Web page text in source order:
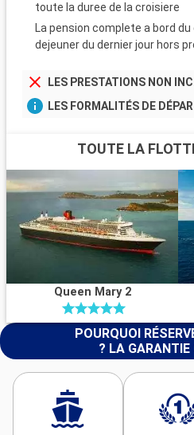
toute la duree de la croisiere
La pension complete a bord
dejeuner du dernier jour hors
LES PRESTATIONS NON
LES FORMALITÉS DE
TOUTE LA
Queen Mary 2
POURQUOI
? LA GARANTIE